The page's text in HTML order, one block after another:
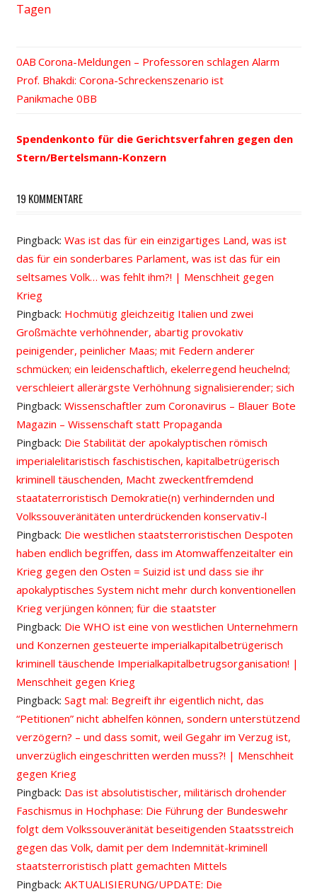
Tagen
Beitrags-
Navigation
Vorheriger
Beitrag:
Corona-Meldungen – Professoren schlagen Alarm
Nächster
Beitrag:
Prof. Bhakdi: Corona-Schreckenszenario ist
Panikmache
Spendenkonto für die Gerichtsverfahren gegen den
Stern/Bertelsmann-Konzern
19 KOMMENTARE
Pingback: Was ist das für ein einzigartiges Land, was ist
das für ein sonderbares Parlament, was ist das für ein
seltsames Volk… was fehlt ihm?! | Menschheit gegen
Krieg
Pingback: Hochmütig gleichzeitig Italien und zwei
Großmächte verhöhnender, abartig provokativ
peinigender, peinlicher Maas; mit Federn anderer
schmücken; ein leidenschaftlich, ekelerregend heuchelnd;
verschleiert allerärgste Verhöhnung signalisierender; sich
Pingback: Wissenschaftler zum Coronavirus – Blauer Bote
Magazin – Wissenschaft statt Propaganda
Pingback: Die Stabilität der apokalyptischen römisch
imperialelitaristisch faschistischen, kapitalbetrügerisch
kriminell täuschenden, Macht zweckentfremdend
staataterroristisch Demokratie(n) verhindernden und
Volkssouveränitäten unterdrückenden konservativ-l
Pingback: Die westlichen staatsterroristischen Despoten
haben endlich begriffen, dass im Atomwaffenzeitalter ein
Krieg gegen den Osten = Suizid ist und dass sie ihr
apokalyptisches System nicht mehr durch konventionellen
Krieg verjüngen können; für die staatster
Pingback: Die WHO ist eine von westlichen Unternehmern
und Konzernen gesteuerte imperialkapitalbetrügerisch
kriminell täuschende Imperialkapitalbetrugsorganisation! |
Menschheit gegen Krieg
Pingback: Sagt mal: Begreift ihr eigentlich nicht, das
“Petitionen” nicht abhelfen können, sondern unterstützend
verzögern? – und dass somit, weil Gegahr im Verzug ist,
unverzüglich eingeschritten werden muss?! | Menschheit
gegen Krieg
Pingback: Das ist absolutistischer, militärisch drohender
Faschismus in Hochphase: Die Führung der Bundeswehr
folgt dem Volkssouveränität beseitigenden Staatsstreich
gegen das Volk, damit per dem Indemnität-kriminell
staatsterroristisch platt gemachten Mittels
Pingback: AKTUALISIERUNG/UPDATE: Die